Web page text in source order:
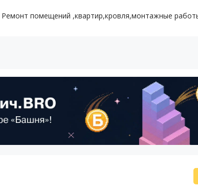
помещений ,квартир,кровля,монтажные